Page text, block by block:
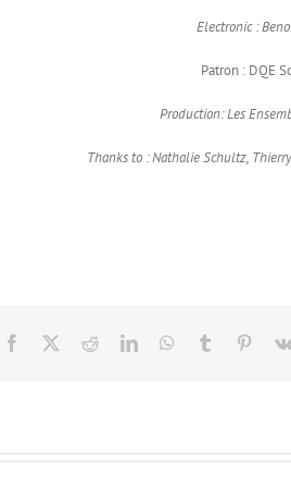
Electronic :
Patron : DQE
Production: Les
Thanks to :Nathalie Schultz,
Facebook RedditLinkedInWhatsApp
Tumblr